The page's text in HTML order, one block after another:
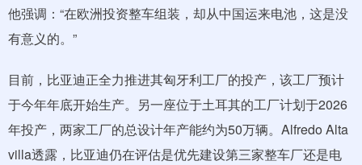
他强调：“在欧洲投资整车组装，却从中国运来电池，这是没
有意义的。”
目前，比亚迪正全力推进其匈牙利工厂的投产，该工厂预计
于今年年底开始生产。另一座位于土耳其的工厂计划于2026
年投产，两家工厂的总设计年产能约为50万辆。Alfredo Alta
villa透露，比亚迪仍在评估是优先建设第三家整车厂还是电